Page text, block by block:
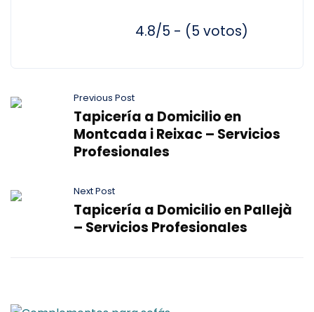
4.8/5 - (5 votos)
Previous Post
Tapicería a Domicilio en
Montcada i Reixac – Servicios
Profesionales
Next Post
Tapicería a Domicilio en Pallejà
– Servicios Profesionales